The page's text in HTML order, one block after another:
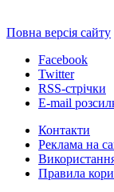
Повна версія сайту
Facebook
Twitter
RSS-стрічки
E-mail
Контакти
Реклама на
Правила